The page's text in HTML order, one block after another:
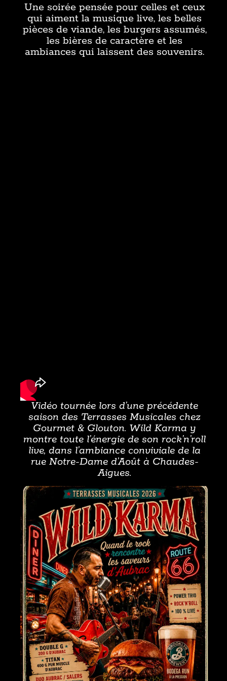
Une soirée pensée pour celles et ceux
qui aiment la musique live, les belles
pièces de viande, les burgers assumés,
les bières de caractère et les
ambiances qui laissent des souvenirs.
Vidéo tournée lors d’une précédente
saison des Terrasses Musicales chez
Gourmet & Glouton. Wild Karma y
montre toute l’énergie de son rock’n’roll
live, dans l’ambiance conviviale de la
rue Notre-Dame d’Août à Chaudes-
Aigues.